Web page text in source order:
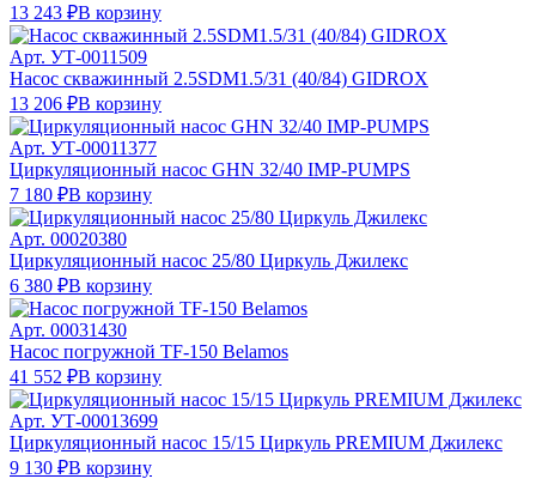
13 243 ₽В корзину
Арт. УТ-0011509
Насос скважинный 2.5SDM1.5/31 (40/84) GIDROX
13 206 ₽В корзину
Арт. УТ-00011377
Циркуляционный насос GHN 32/40 IMP-PUMPS
7 180 ₽В корзину
Арт. 00020380
Циркуляционный насос 25/80 Циркуль Джилекс
6 380 ₽В корзину
Арт. 00031430
Насос погружной TF-150 Belamos
41 552 ₽В корзину
Арт. УТ-00013699
Циркуляционный насос 15/15 Циркуль PREMIUM Джилекс
9 130 ₽В корзину